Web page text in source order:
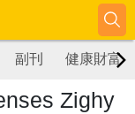
副刊 健康財富
Zighy